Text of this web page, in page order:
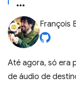
François
Até agora, só era
de áudio de